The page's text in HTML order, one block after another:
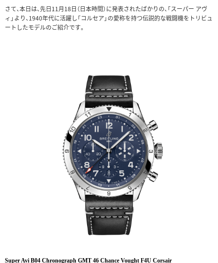
さて、本日は、先日11月18日（日本時間）に発表されたばかりの、「スーパー アヴ
ィ」より、1940年代に活躍し「コルセア」の愛称を持つ伝説的な戦闘機をトリビュ
ートしたモデルのご紹介です。
Super Avi B04 Chronograph GMT 46 Chance Vought F4U Corsair